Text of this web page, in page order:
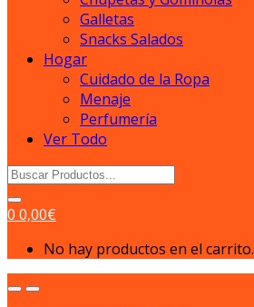
Galletas
Snacks Salados
Hogar
Cuidado de la Ropa
Menaje
Perfumería
Ver Todo
Search
for:
0 0,00€
No hay productos en el carrito.